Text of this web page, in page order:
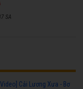
SA
Video] Cải Lương Xưa - Bơ